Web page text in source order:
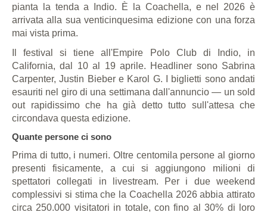
pianta la tenda a Indio. È la Coachella, e nel 2026 è
arrivata alla sua venticinquesima edizione con una forza
mai vista prima.
Il festival si tiene all'Empire Polo Club di Indio, in
California, dal 10 al 19 aprile. Headliner sono Sabrina
Carpenter, Justin Bieber e Karol G. I biglietti sono andati
esauriti nel giro di una settimana dall'annuncio — un sold
out rapidissimo che ha già detto tutto sull'attesa che
circondava questa edizione.
Quante persone ci sono
Prima di tutto, i numeri. Oltre centomila persone al giorno
presenti fisicamente, a cui si aggiungono milioni di
spettatori collegati in livestream. Per i due weekend
complessivi si stima che la Coachella 2026 abbia attirato
circa 250.000 visitatori in totale, con fino al 30% di loro